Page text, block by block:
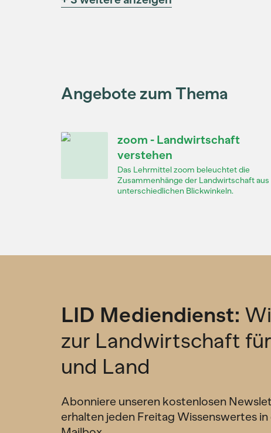
Angebote zum Thema
zoom - Landwirtschaft
verstehen
Das Lehrmittel zoom beleuchtet die
Zusammenhänge der Landwirtschaft aus
unterschiedlichen Blickwinkeln.
LID Mediendienst:
zur Landwirtschaft
und Land
Abonniere unseren kostenlosen
erhalten jeden Freitag Wissenswertes in